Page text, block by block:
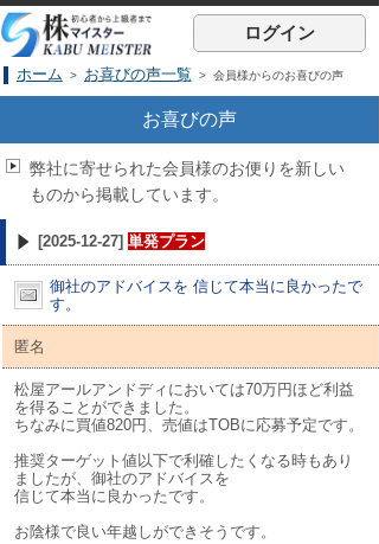
ログイン
ホーム > お喜びの声一覧 > 会員様からのお喜びの声
お喜びの声
弊社に寄せられた会員様のお便りを新しい
ものから掲載しています。
[2025-12-27] 単発プラン
御社のアドバイスを 信じて本当に良かったで
す。
匿名
松屋アールアンドディにおいては70万円ほど利益
を得ることができました。
ちなみに買値820円、売値はTOBに応募予定です。
推奨ターゲット値以下で利確したくなる時もあり
ましたが、御社のアドバイスを
信じて本当に良かったです。
お陰様で良い年越しができそうです。